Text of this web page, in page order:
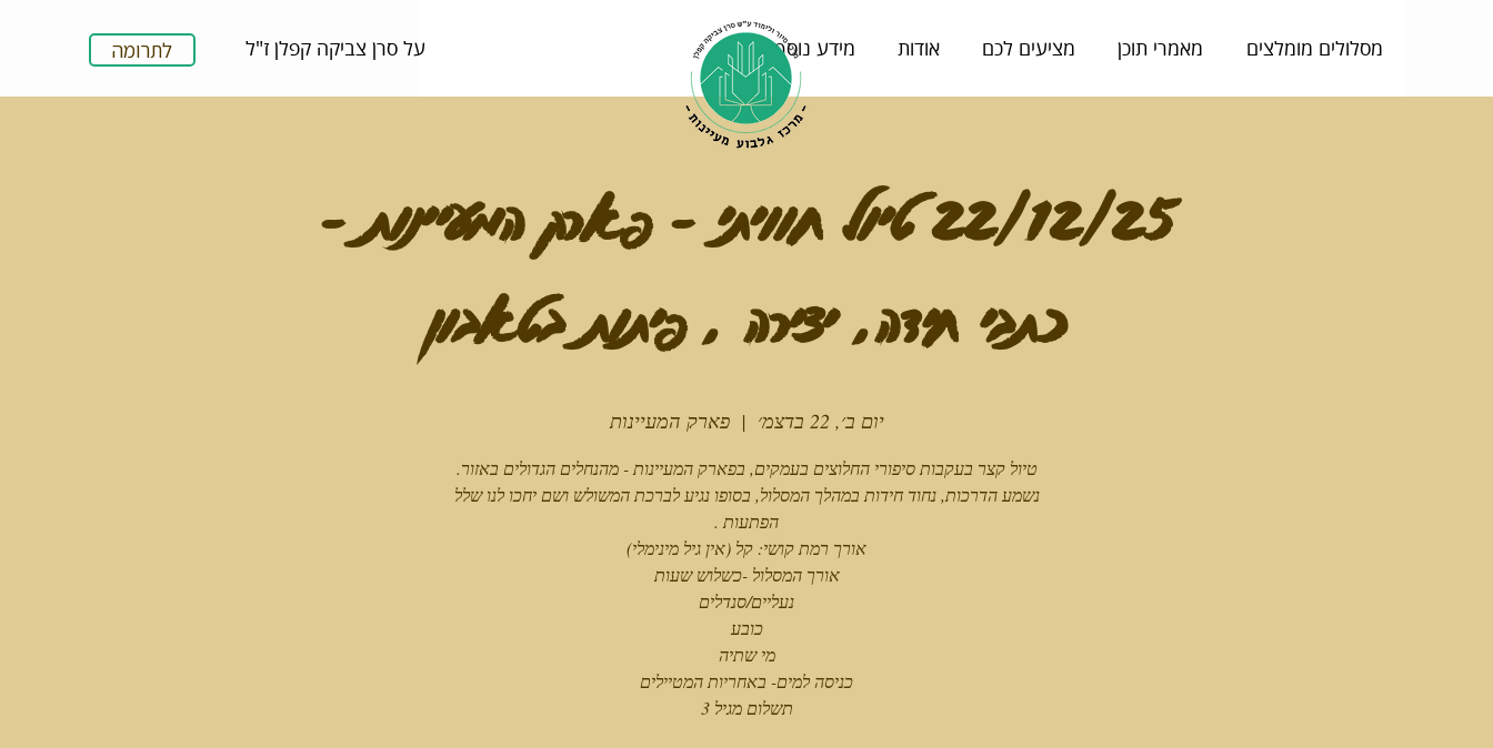
לתרומה על סרן צביקה קפלן ז"ל מסלולים מומלצים מאמרי תוכן מציעים לכם אודות מידע נוסף
22/12/25 טיול חוויתי - פארק המעיינות -
כתבי חידה, יצירה , פיתות בטאבון
יום ב׳, 22 בדצמ׳
  |
פארק המעיינות
טיול קצר בעקבות סיפורי החלוצים בעמקים, בפארק המעיינות - מהנחלים הגדולים באזור.
נשמע הדרכות, נחוד חידות במהלך המסלול, בסופו נגיע לברכת המשולש ושם יחכו לנו שלל
תשלום מגיל 3